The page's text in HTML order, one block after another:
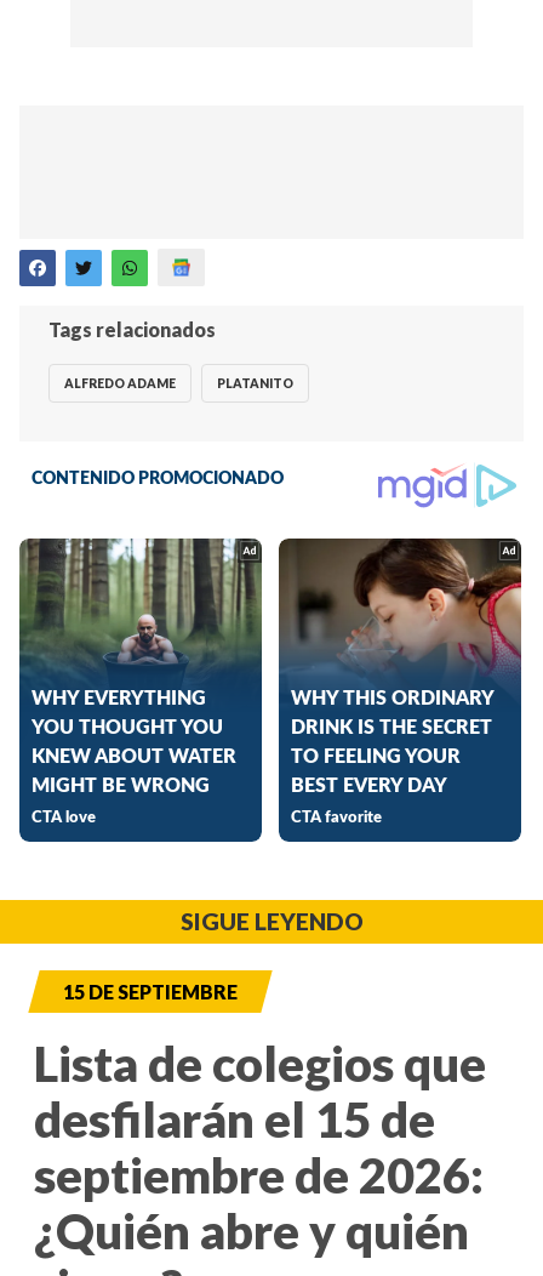
Tags relacionados
ALFREDO ADAME PLATANITO
SIGUE LEYENDO
15 DE SEPTIEMBRE
Lista de colegios que
desfilarán el 15 de
septiembre de 2026:
¿Quién abre y quién